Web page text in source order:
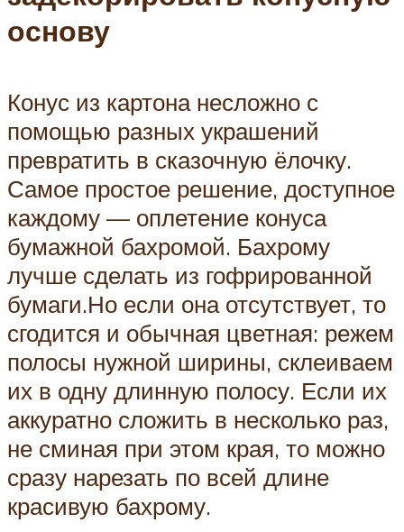
основу
Конус из картона несложно с
помощью разных украшений
превратить в сказочную ёлочку.
Самое простое решение, доступное
каждому — оплетение конуса
бумажной бахромой. Бахрому
лучше сделать из гофрированной
бумаги.Но если она отсутствует, то
сгодится и обычная цветная: режем
полосы нужной ширины, склеиваем
их в одну длинную полосу. Если их
аккуратно сложить в несколько раз,
не сминая при этом края, то можно
сразу нарезать по всей длине
красивую бахрому.